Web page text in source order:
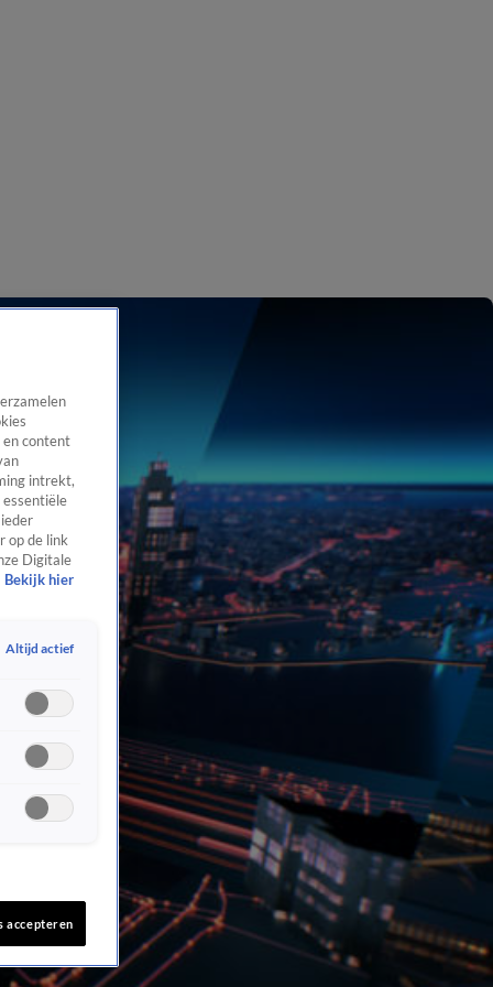
en content
intrekt,
op de link
Digitale
Bekijk hier
Altijd actief
accepteren